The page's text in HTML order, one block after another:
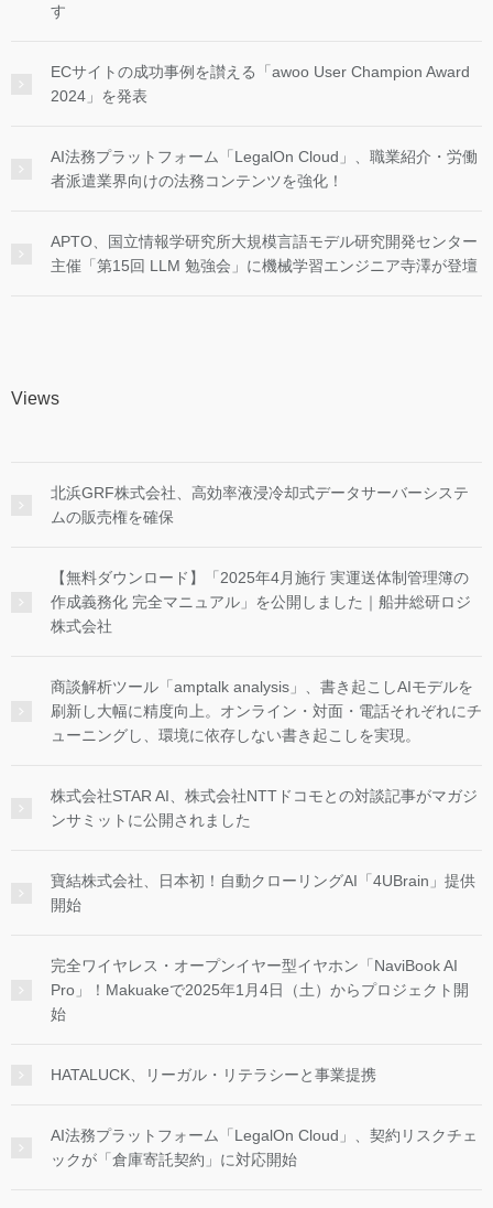
す
ECサイトの成功事例を讃える「awoo User Champion Award
2024」を発表
AI法務プラットフォーム「LegalOn Cloud」、職業紹介・労働
者派遣業界向けの法務コンテンツを強化！
APTO、国立情報学研究所大規模言語モデル研究開発センター
主催「第15回 LLM 勉強会」に機械学習エンジニア寺澤が登壇
Views
北浜GRF株式会社、高効率液浸冷却式データサーバーシステ
ムの販売権を確保
【無料ダウンロード】「2025年4月施行 実運送体制管理簿の
作成義務化 完全マニュアル」を公開しました｜船井総研ロジ
株式会社
商談解析ツール「amptalk analysis」、書き起こしAIモデルを
刷新し大幅に精度向上。オンライン・対面・電話それぞれにチ
ューニングし、環境に依存しない書き起こしを実現。
株式会社STAR AI、株式会社NTTドコモとの対談記事がマガジ
ンサミットに公開されました
寶結株式会社、日本初！自動クローリングAI「4UBrain」提供
開始
完全ワイヤレス・オープンイヤー型イヤホン「NaviBook AI
Pro」！Makuakeで2025年1月4日（土）からプロジェクト開
始
HATALUCK、リーガル・リテラシーと事業提携
AI法務プラットフォーム「LegalOn Cloud」、契約リスクチェ
ックが「倉庫寄託契約」に対応開始